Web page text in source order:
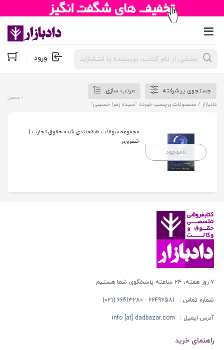
جستجوی
محصولات ورود
جستجوی پیشرفته
مرتب سازی
دادبازار / محصولات برچسب خورده “سیده زهرا حسینی”
1 محصول
ناموجود
مجموعه سوالات طبقه بندی شده حقوق تجارت |
خسروی
۷ روز هفته، ۲۴ ساعته پاسخگوی شما هستیم
شماره تماس : 66492581 - 66413280 (021)
آدرس ایمیل : info [at] dadbazar.com
راهنمای خرید